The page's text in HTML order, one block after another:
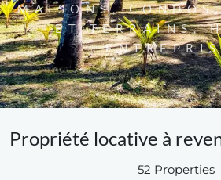
MAISONS,
ET TERRAINS,
Propriété locative à
52 Properties